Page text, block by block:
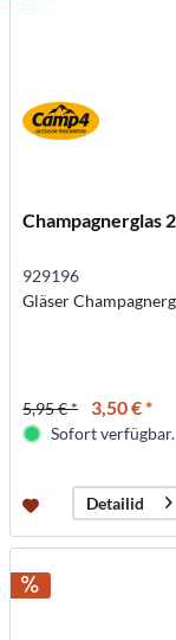
Champagnerglas
929196
Gläser
5,95 € * 3,50 € *
Sofort
Detailid